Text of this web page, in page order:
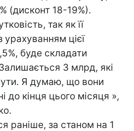
(дисконт 18-19%).
так як її
цієї
буде складати
3 млрд, які
Я думаю, що вони
до кінця цього місяця »,
раніше, за станом на 1